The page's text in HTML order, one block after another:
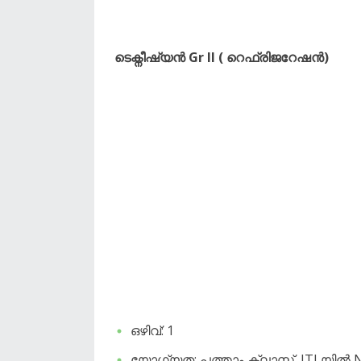
ടെക്നീഷ്യൻ Gr ll ( റെഫ്രിജറേഷൻ)
ഒഴിവ്: 1